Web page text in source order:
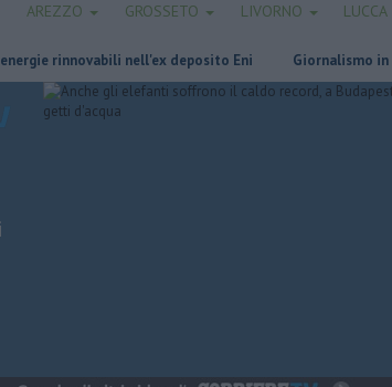
AREZZO GROSSETO LIVORNO LUCCA
nell'ex deposito Eni Giornalismo in lutto per